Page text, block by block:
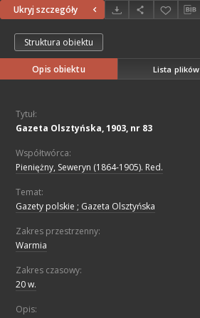
Ukryj szczegóły
Struktura obiektu
Opis obiektu Lista plików
Tytuł:
Gazeta Olsztyńska, 1903, nr 83
Współtwórca:
Pieniężny, Seweryn (1864-1905). Red.
Temat:
Gazety polskie ; Gazeta Olsztyńska
Zakres przestrzenny:
Warmia
Zakres czasowy:
20 w.
Opis: